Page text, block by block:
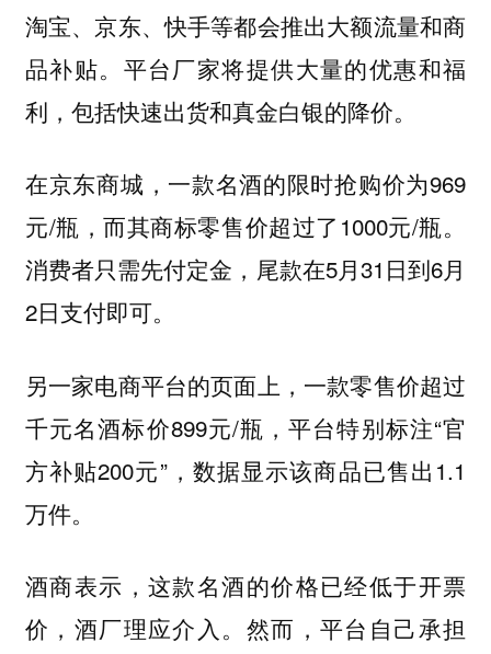
淘宝、京东、快手等都会推出大额流量和商
品补贴。平台厂家将提供大量的优惠和福
利，包括快速出货和真金白银的降价。
在京东商城，一款名酒的限时抢购价为969
元/瓶，而其商标零售价超过了1000元/瓶。
消费者只需先付定金，尾款在5月31日到6月
2日支付即可。
另一家电商平台的页面上，一款零售价超过
千元名酒标价899元/瓶，平台特别标注“官
方补贴200元”，数据显示该商品已售出1.1
万件。
酒商表示，这款名酒的价格已经低于开票
价，酒厂理应介入。然而，平台自己承担